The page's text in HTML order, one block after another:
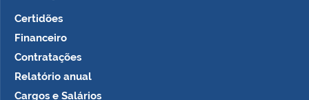
Certidões
Financeiro
Contratações
Relatório anual
Cargos e Salários